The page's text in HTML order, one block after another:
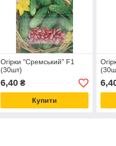
Огірки "Сремський" F1
(30шт)
6,40₴
Купити